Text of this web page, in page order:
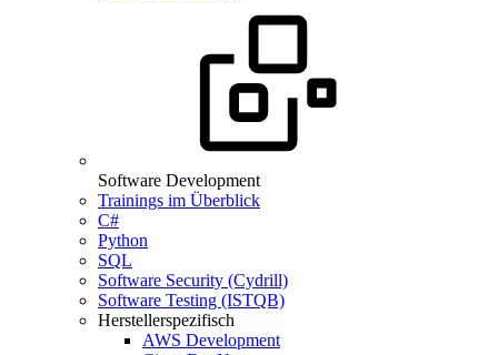
Software Development
Trainings im Überblick
C#
Python
SQL
Software Security (Cydrill)
Software Testing (ISTQB)
Herstellerspezifisch
AWS Development